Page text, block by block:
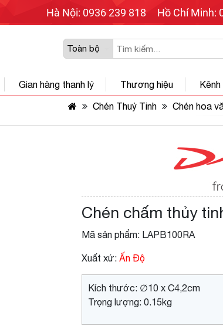
Hà Nội: 0936 239 818 Hồ Chí Minh:
Gian hàng thanh lý Thương hiệu Kênh
Chén Thuỷ Tinh Chén hoa
Chén chấm thủy
Mã sản phẩm: LAPB100RA
Xuất xứ:Ấn Độ
Kích thước: ∅10 x C4,2cm
Trọng lượng: 0.15kg